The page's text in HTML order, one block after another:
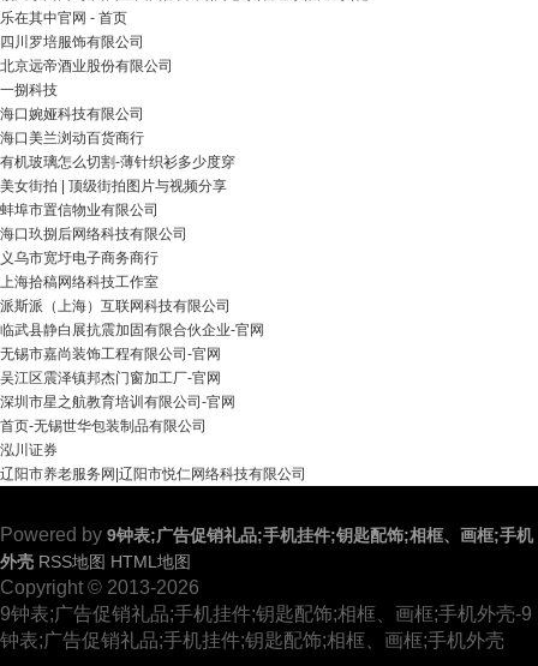
乐在其中官网 - 首页
四川罗培服饰有限公司
北京远帝酒业股份有限公司
一捌科技
海口婉娅科技有限公司
海口美兰浏动百货商行
有机玻璃怎么切割-薄针织衫多少度穿
美女街拍 | 顶级街拍图片与视频分享
蚌埠市置信物业有限公司
海口玖捌后网络科技有限公司
义乌市宽圩电子商务商行
上海拾稿网络科技工作室
派斯派（上海）互联网科技有限公司
临武县静白展抗震加固有限合伙企业-官网
无锡市嘉尚装饰工程有限公司-官网
吴江区震泽镇邦杰门窗加工厂-官网
深圳市星之航教育培训有限公司-官网
首页-无锡世华包装制品有限公司
泓川证券
辽阳市养老服务网|辽阳市悦仁网络科技有限公司
Powered by 9钟表;广告促销礼品;手机挂件;钥匙配饰;相框、画框;手机
外壳 RSS地图 HTML地图
Copyright © 2013-2026
9钟表;广告促销礼品;手机挂件;钥匙配饰;相框、画框;手机外壳-9
钟表;广告促销礼品;手机挂件;钥匙配饰;相框、画框;手机外壳